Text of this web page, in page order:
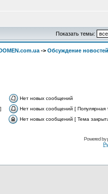
Показать темы:
-> Обсуждение
Нет новых сообщений
Нет новых сообщений [ Популярная
Нет новых сообщений [ Тема
Powered by